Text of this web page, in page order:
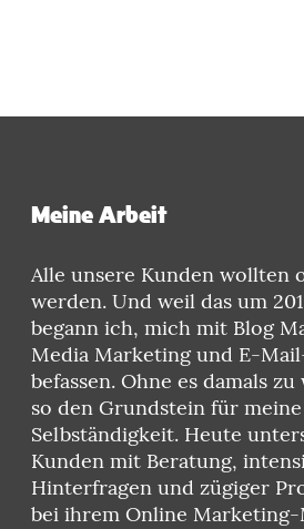
Meine Arbeit
Alle unsere Kunden wollten
werden. Und weil das um
begann ich, mich mit Blog
Media Marketing und E-
befassen. Ohne es damals
so den Grundstein für
Selbständigkeit. Heute
Kunden mit Beratung,
Hinterfragen und zügiger
bei ihrem Online Marketing-